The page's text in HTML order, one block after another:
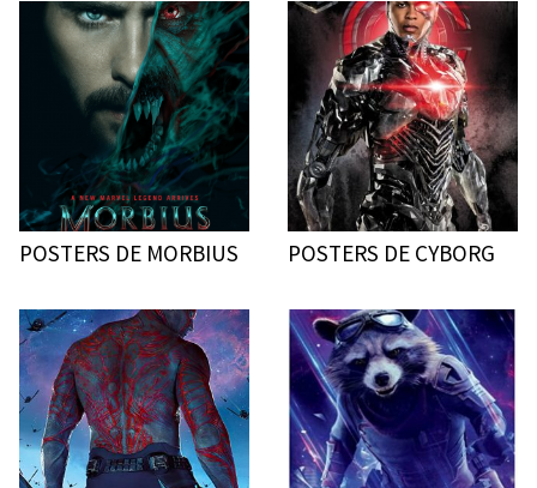
POSTERS DE MORBIUS POSTERS DE CYBORG